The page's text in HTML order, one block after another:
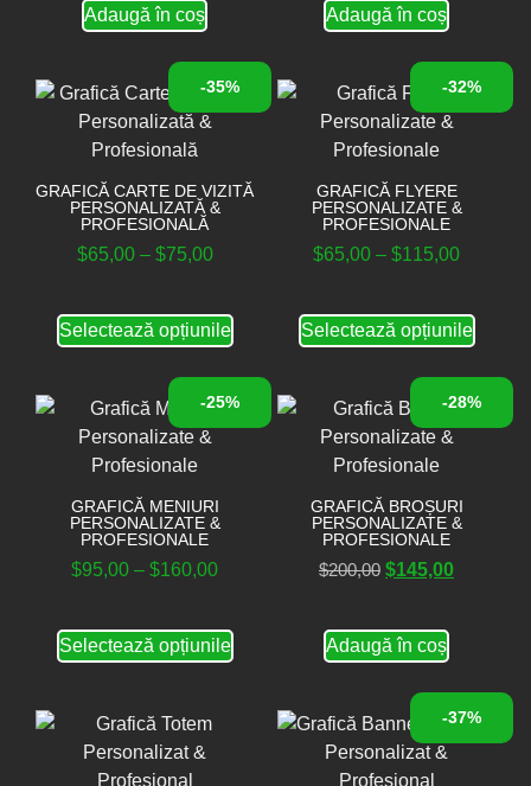
Adaugă în coș Adaugă în coș
-35%
GRAFICĂ CARTE DE VIZITĂ
PERSONALIZATĂ &
PROFESIONALĂ
$65,00 – $75,00
Selectează opțiunile
-32%
GRAFICĂ FLYERE
PERSONALIZATE &
PROFESIONALE
$65,00 – $115,00
Selectează opțiunile
-25%
GRAFICĂ MENIURI
PERSONALIZATE &
PROFESIONALE
$95,00 – $160,00
Selectează opțiunile
-28%
GRAFICĂ BROȘURI
PERSONALIZATE &
PROFESIONALE
$200,00 $145,00
Adaugă în coș
-37%